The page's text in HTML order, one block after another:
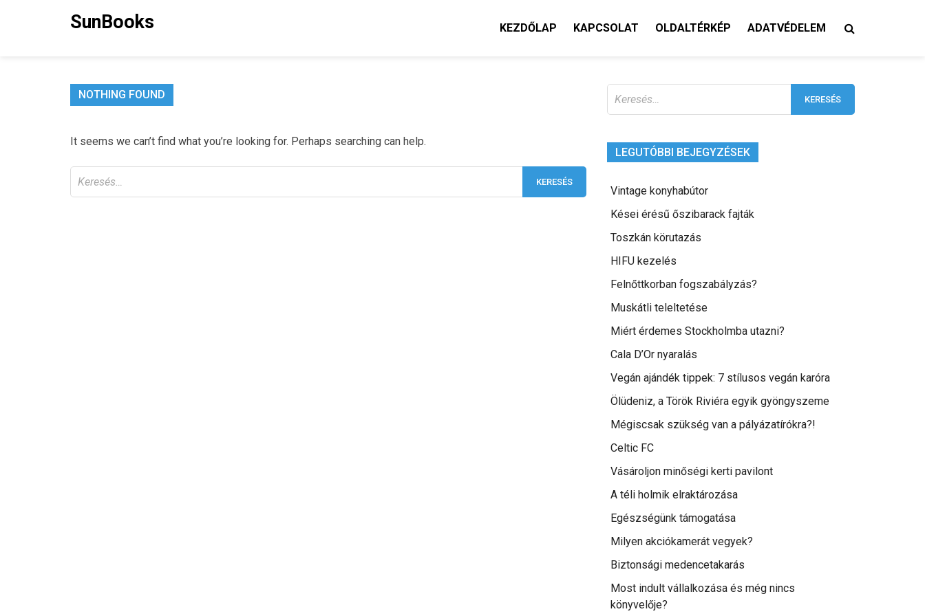
SunBooks KEZDŐLAP KAPCSOLAT OLDALTÉRKÉP ADATVÉDELEM
NOTHING FOUND
It seems we can’t find what you’re looking for. Perhaps searching can help.
LEGUTÓBBI BEJEGYZÉSEK
Vintage konyhabútor
Kései érésű őszibarack fajták
Toszkán körutazás
HIFU kezelés
Felnőttkorban fogszabályzás?
Muskátli teleltetése
Miért érdemes Stockholmba utazni?
Cala D’Or nyaralás
Vegán ajándék tippek: 7 stílusos vegán karóra
Ölüdeniz, a Török Riviéra egyik gyöngyszeme
Mégiscsak szükség van a pályázatírókra?!
Celtic FC
Vásároljon minőségi kerti pavilont
A téli holmik elraktározása
Egészségünk támogatása
Milyen akciókamerát vegyek?
Biztonsági medencetakarás
Most indult vállalkozása és még nincs
könyvelője?